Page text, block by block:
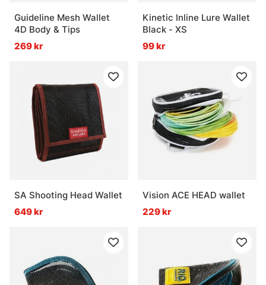
Guideline Mesh Wallet
4D Body & Tips
269 kr
Kinetic Inline Lure Wallet
Black - XS
99 kr
SA Shooting Head Wallet
649 kr
Vision ACE HEAD wallet
229 kr